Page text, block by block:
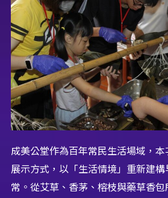
成美公堂作為百年常民生活場域，
展示方式，以「生活情境」重新建
常。從艾草、香茅、榕枝與藥草香